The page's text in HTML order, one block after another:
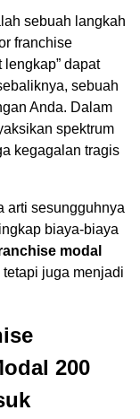
sebuah langkah
franchise
dapat
sebuah
Anda. Dalam
spektrum
kegagalan tragis
arti sesungguhnya
biaya-biaya
modal
juga menjadi
200